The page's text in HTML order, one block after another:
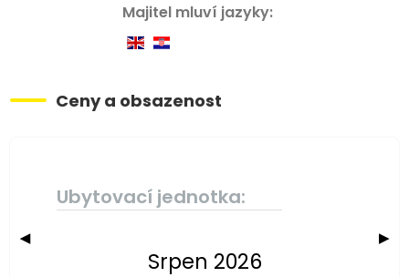
Majitel mluví jazyky:
Ceny a obsazenost
Ubytovací jednotka:
◀ ▶
Srpen 2026